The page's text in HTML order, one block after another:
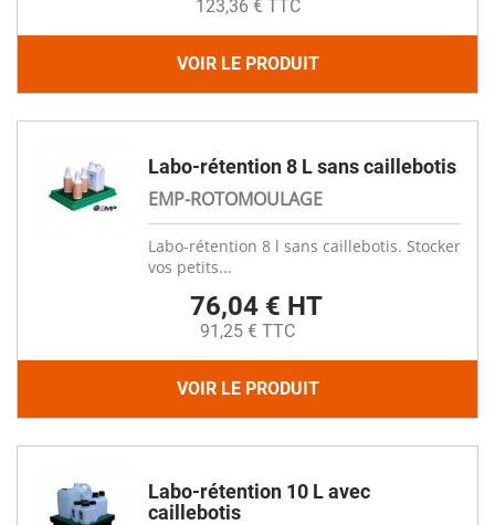
123,36 € TTC
VOIR LE PRODUIT
Labo-rétention 8 L sans caillebotis
EMP-ROTOMOULAGE
Labo-rétention 8 l sans caillebotis. Stocker
vos petits...
76,04 € HT
91,25 € TTC
VOIR LE PRODUIT
Labo-rétention 10 L avec
caillebotis